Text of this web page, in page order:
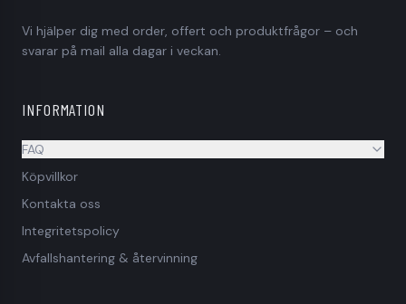
Vi hjälper dig med order, offert och produktfrågor – och
svarar på mail alla dagar i veckan.
INFORMATION
FAQ
Säljer ni till privatpersoner?
Ingår frakt i priset?
Köpvillkor
Kontakta oss
Integritetspolicy
Avfallshantering & återvinning